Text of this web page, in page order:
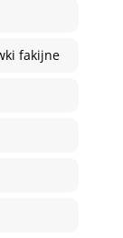
fakijne